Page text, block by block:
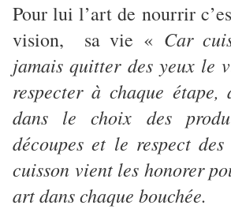
Pour lui l’art de nourrir
vision, sa vie « Car
jamais quitter des yeux le
respecter à chaque
dans le choix des
découpes et le respect
cuisson vient les honorer
art dans chaque bouchée.